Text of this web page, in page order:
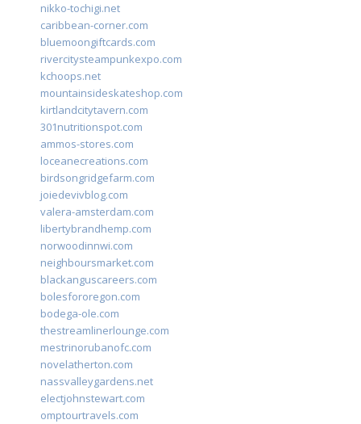
nikko-tochigi.net
caribbean-corner.com
bluemoongiftcards.com
rivercitysteampunkexpo.com
kchoops.net
mountainsideskateshop.com
kirtlandcitytavern.com
301nutritionspot.com
ammos-stores.com
loceanecreations.com
birdsongridgefarm.com
joiedevivblog.com
valera-amsterdam.com
libertybrandhemp.com
norwoodinnwi.com
neighboursmarket.com
blackanguscareers.com
bolesfororegon.com
bodega-ole.com
thestreamlinerlounge.com
mestrinorubanofc.com
novelatherton.com
nassvalleygardens.net
electjohnstewart.com
omptourtravels.com